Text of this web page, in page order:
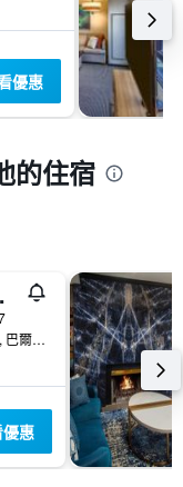
優惠
的住宿
店
700 Aliceanna Street, 巴爾的摩, MD, 美國
惠